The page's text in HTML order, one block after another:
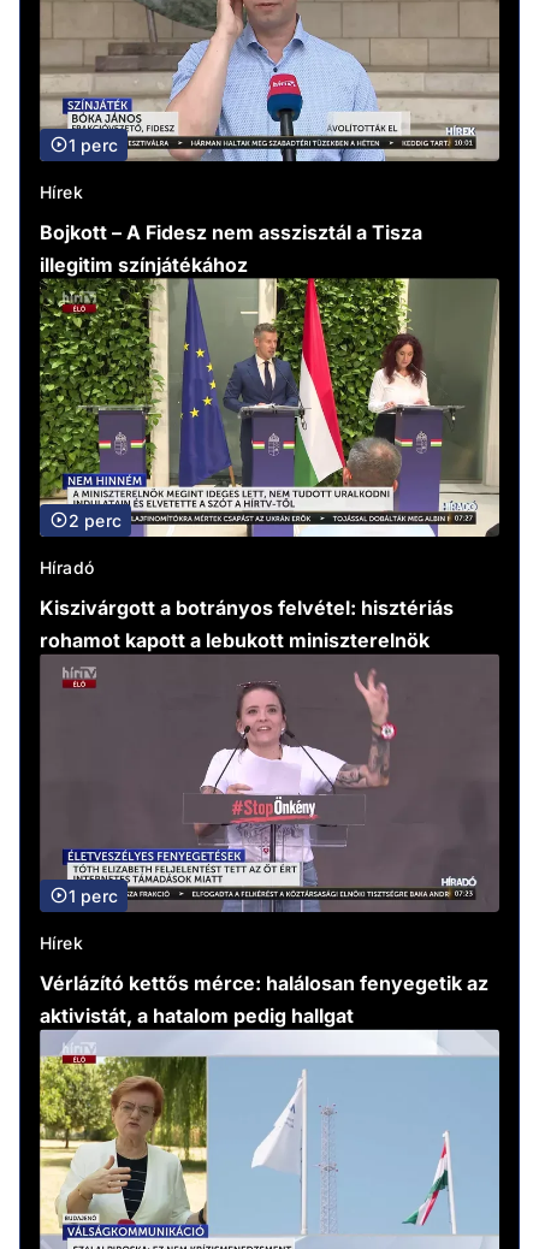
1 perc
Hírek
Bojkott – A Fidesz nem asszisztál a Tisza
illegitim színjátékához
2 perc
Híradó
Kiszivárgott a botrányos felvétel: hisztériás
rohamot kapott a lebukott miniszterelnök
1 perc
Hírek
Vérlázító kettős mérce: halálosan fenyegetik az
aktivistát, a hatalom pedig hallgat